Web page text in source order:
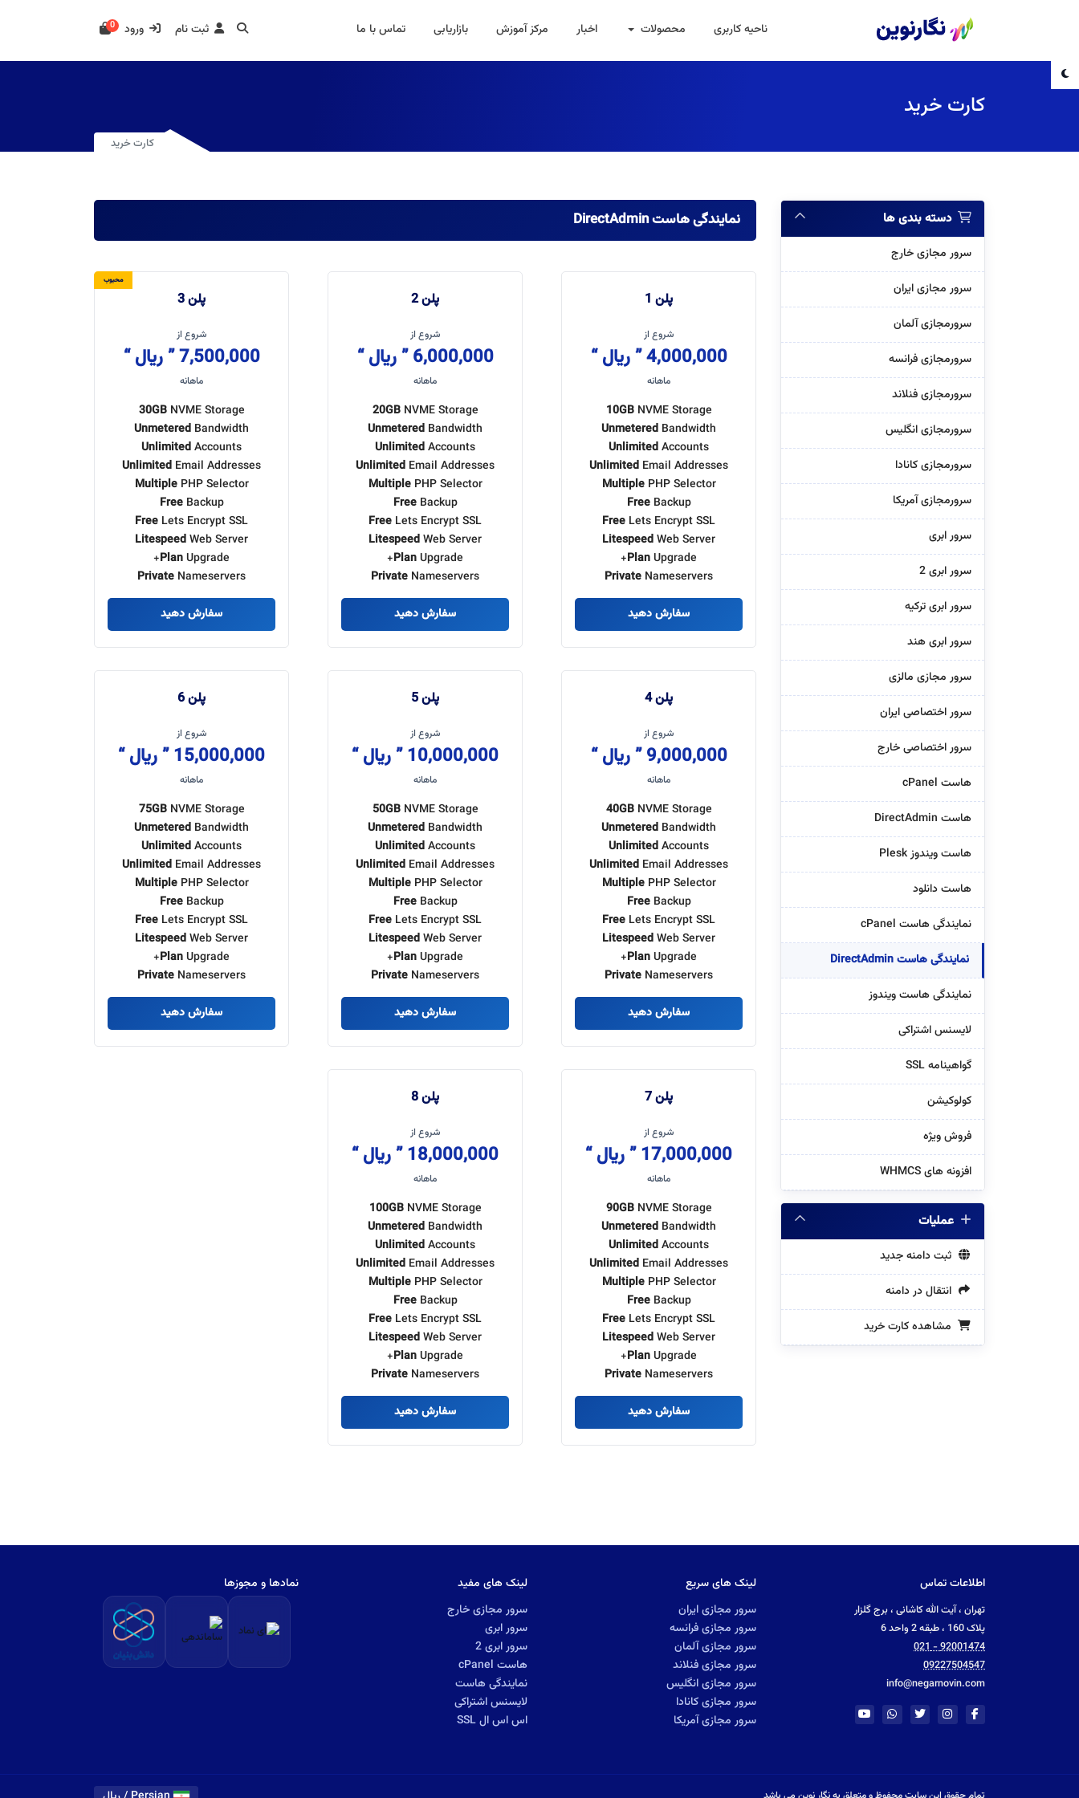
ناحیه کاربری محصولات اخبار مرکز آموزش بازاریابی تماس با ما ثبت نام ورود 0
کارت خرید
کارت خرید
دسته بندی ها
سرور مجازی خارج
سرور مجازی ایران
سرورمجازی آلمان
سرورمجازی فرانسه
سرورمجازی فنلاند
سرورمجازی انگلیس
سرورمجازی کانادا
سرورمجازی آمریکا
سرور ابری
سرور ابری 2
سرور ابری ترکیه
سرور ابری هند
سرور مجازی مالزی
سرور اختصاصی ایران
سرور اختصاصی خارج
هاست cPanel
هاست DirectAdmin
هاست ویندوز Plesk
هاست دانلود
نمایندگی هاست cPanel
نمایندگی هاست DirectAdmin
نمایندگی هاست ویندوز
لایسنس اشتراکی
گواهینامه SSL
کولوکیشن
فروش ویژه
افزونه های WHMCS
عملیات
ثبت دامنه جدید
انتقال در دامنه
مشاهده کارت خرید
نمایندگی هاست DirectAdmin
پلن 1
شروع از
4,000,000 ” ریال “
ماهانه
10GB NVME Storage
Unmetered Bandwidth
UnlimitedAccounts
Unlimited Email Addresses
Multiple PHP Selector
FreeBackup
Free Lets Encrypt SSL
LitespeedWeb Server
PlanUpgrade+
Private Nameservers
سفارش دهید
پلن 2
شروع از
6,000,000 ” ریال “
ماهانه
20GB NVME Storage
Unmetered Bandwidth
UnlimitedAccounts
Unlimited Email Addresses
Multiple PHP Selector
FreeBackup
Free Lets Encrypt SSL
LitespeedWeb Server
PlanUpgrade+
Private Nameservers
سفارش دهید
محبوب
پلن 3
شروع از
7,500,000 ” ریال “
ماهانه
30GB NVME Storage
Unmetered Bandwidth
UnlimitedAccounts
Unlimited Email Addresses
Multiple PHP Selector
FreeBackup
Free Lets Encrypt SSL
LitespeedWeb Server
PlanUpgrade+
Private Nameservers
سفارش دهید
پلن 4
شروع از
9,000,000 ” ریال “
ماهانه
40GB NVME Storage
Unmetered Bandwidth
UnlimitedAccounts
Unlimited Email Addresses
Multiple PHP Selector
FreeBackup
Free Lets Encrypt SSL
LitespeedWeb Server
PlanUpgrade+
Private Nameservers
سفارش دهید
پلن 5
شروع از
10,000,000 ” ریال “
ماهانه
50GB NVME Storage
Unmetered Bandwidth
UnlimitedAccounts
Unlimited Email Addresses
Multiple PHP Selector
FreeBackup
Free Lets Encrypt SSL
LitespeedWeb Server
PlanUpgrade+
Private Nameservers
سفارش دهید
پلن 6
شروع از
15,000,000 ” ریال “
ماهانه
75GB NVME Storage
Unmetered Bandwidth
UnlimitedAccounts
Unlimited Email Addresses
Multiple PHP Selector
FreeBackup
Free Lets Encrypt SSL
LitespeedWeb Server
PlanUpgrade+
Private Nameservers
سفارش دهید
پلن 7
شروع از
17,000,000 ” ریال “
ماهانه
90GB NVME Storage
Unmetered Bandwidth
UnlimitedAccounts
Unlimited Email Addresses
Multiple PHP Selector
FreeBackup
Free Lets Encrypt SSL
LitespeedWeb Server
PlanUpgrade+
Private Nameservers
سفارش دهید
پلن 8
شروع از
18,000,000 ” ریال “
ماهانه
100GB NVME Storage
Unmetered Bandwidth
UnlimitedAccounts
Unlimited Email Addresses
Multiple PHP Selector
FreeBackup
Free Lets Encrypt SSL
LitespeedWeb Server
PlanUpgrade+
Private Nameservers
سفارش دهید
اطلاعات تماس
تهران ، آیت الله کاشانی ، برج گلزار
پلاک 160 ، طبقه 2 واحد 6
92001474 - 021
09227504547
info@negarnovin.com
لینک های سریع
سرور مجازی ایران
سرور مجازی فرانسه
سرور مجازی آلمان
سرور مجازی فنلاند
سرور مجازی انگلیس
سرور مجازی کانادا
سرور مجازی آمریکا
لینک های مفید
سرور مجازی خارج
سرور ابری
سرور ابری 2
هاست cPanel
نمایندگی هاست
لایسنس اشتراکی
اس اس ال SSL
نمادها و مجوزها